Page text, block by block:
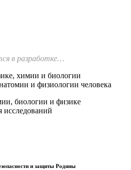
в разработке…
химии и биологии
и физиологии человека
биологии и физике
исследований
и защиты Родины